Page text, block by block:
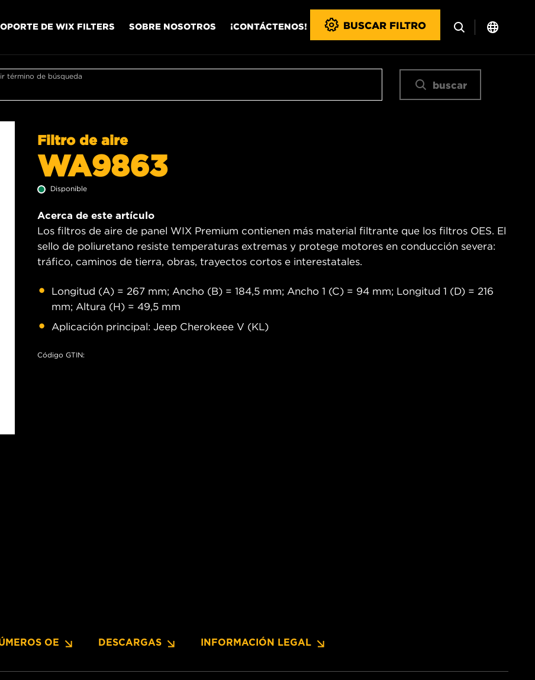
DE WIX FILTERS SOBRE NOSOTROS ¡CONTÁCTENOS! BUSCAR FILTRO
término de búsqueda
buscar
Filtro de aire
WA9863
Disponible
Acerca de este artículo
Los filtros de aire de panel WIX Premium contienen más material filtrante que los filtros OES. El
sello de poliuretano resiste temperaturas extremas y protege motores en conducción severa:
tráfico, caminos de tierra, obras, trayectos cortos e interestatales.
Longitud (A) = 267 mm; Ancho (B) = 184,5 mm; Ancho 1 (C) = 94 mm; Longitud 1 (D) = 216
mm; Altura (H) = 49,5 mm
Aplicación principal: Jeep Cherokeee V (KL)
Código GTIN:
OE DESCARGAS INFORMACIÓN LEGAL